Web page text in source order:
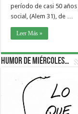
período de casi 50
social, (Alem 31), de …
Leer Más »
Humor de Miércoles…